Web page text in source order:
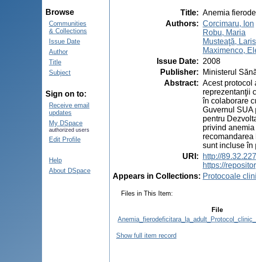
Browse
Communities
& Collections
Issue Date
Author
Title
Subject
Sign on to:
Receive email
updates
My DSpace
authorized users
Edit Profile
Help
About DSpace
Title: Anemia
Authors: Corcimaru, Ion
Robu, Maria
Musteaţă,
Maximenco,
Issue Date: 2008
Publisher:
Ministerul
Abstract: Acest protocol
reprezentanţii
în colaborare
Guvernul SUA
pentru
privind
sunt incluse în
URI :
http://
https://
Appears in Collections: Protocoale
Files in This Item:
File
Show full item record